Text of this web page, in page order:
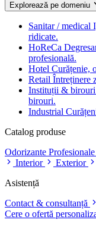
Explorează pe domeniu
Sanitar / medical
ridicate.
HoReCa
profesională.
Hotel Curățenie,
Retail Întreținere
Instituții & birouri
birouri.
Industrial
Catalog produse
Odorizante Profesionale
Interior
Exterior
Asistență
Contact & consultanță
Cere o ofertă